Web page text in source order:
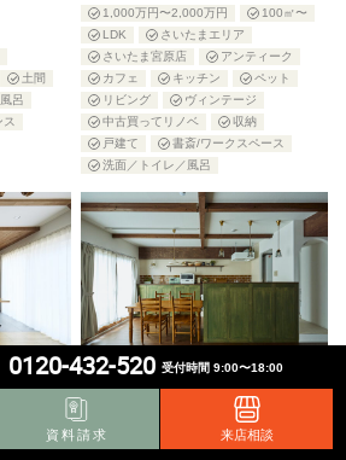
0120-432-520 受付時間 9:00〜18:00
資料請求 来店相談
土間
呂
1,000万円〜2,000万円
100㎡〜
LDK
さいたまエリア
さいたま宮原店
アンティーク
カフェ
キッチン
ペット
リビング
ヴィンテージ
中古買ってリノベ
収納
戸建て
書斎/ワークスペース
洗面／トイレ／風呂
と収納を
リノベー
埼玉県さ
R開口と小上がりが魅力！子育て世代
に嬉しいカントリースタイルの中古マ
ンションリノベ｜埼玉県さいたま市